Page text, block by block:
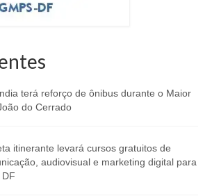
terá reforço de ônibus durante o Maior
do Cerrado
itinerante levará cursos gratuitos de
audiovisual e marketing digital para